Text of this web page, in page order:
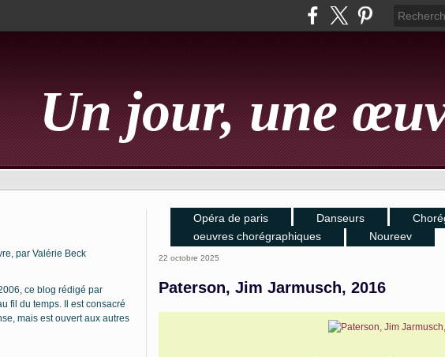
Un jour, une
par Valérie Beck
ce blog rédigé par
fil du temps. Il est consacré
mais est ouvert aux autres
Opéra de paris Danseurs
oeuvres chorégraphiques
Noureev
22 octobre 2025
Paterson, Jim Jarmusch, 2016